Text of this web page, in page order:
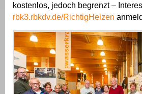
kostenlos, jedoch begrenzt –
rbk3.rbkdv.de/RichtigHeizen